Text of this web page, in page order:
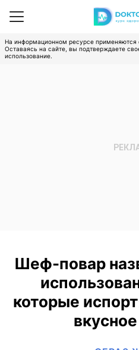
На информационном ресурсе применяются
Оставаясь на сайте, вы подтверждаете
использование.
Шеф-повар
которые